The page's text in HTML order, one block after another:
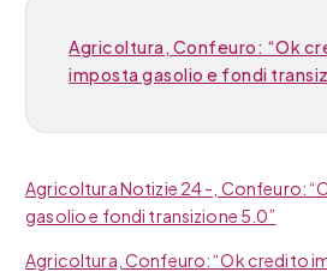
Agricoltura, Confeuro: “Ok
imposta gasolio e fondi
Agricoltura Notizie 24 -, Confeuro:
gasolio e fondi transizione 5.0”
Agricoltura, Confeuro: “Ok credito